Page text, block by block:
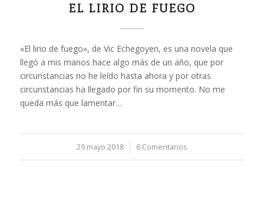
EL LIRIO DE FUEGO
«El lirio de fuego», de Vic Echegoyen, es una novela que
llegó a mis manos hace algo más de un año, que por
circunstancias no he leído hasta ahora y por otras
circunstancias ha llegado por fin su momento. No me
queda más que lamentar…
29 mayo 2018
/ 6 Comentarios